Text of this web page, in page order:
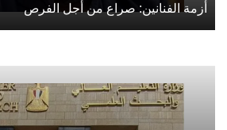
أزمة الفنانين: صراع من أجل الفرص